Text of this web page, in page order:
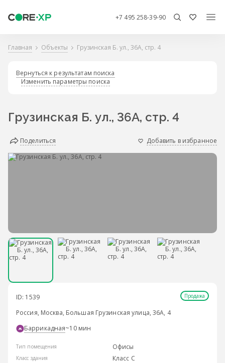
+7 495 258-39-90
Главная Объекты Грузинская Б. ул., 36А, стр. 4
Вернуться к результатам поиска
Изменить параметры поиска
Грузинская Б. ул., 36А, стр. 4
Поделиться Добавить в избранное
ID: 1539 Продажа
Россия, Москва, Большая Грузинская улица, 36А, 4
Баррикадная~10 мин
Тип помещения Офисы
Класс здания Класс С